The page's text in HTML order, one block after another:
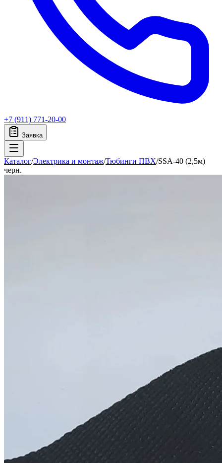
+7 (911) 771-20-00
Заявка
Каталог/Электрика и монтаж/Тюбинги ПВХ/SSA-40 (2,5м)
черн.